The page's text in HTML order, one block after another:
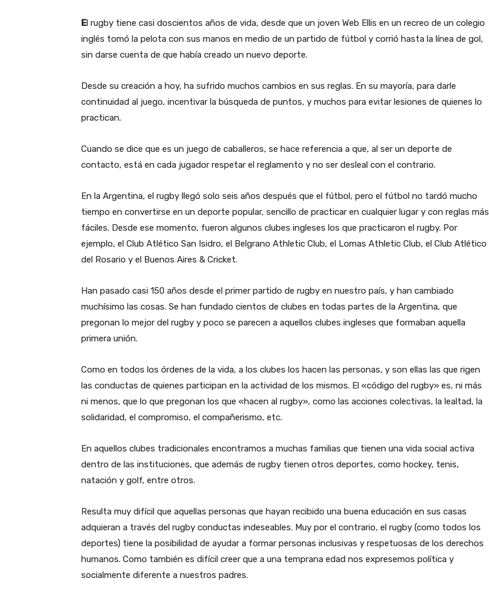
E l rugby tiene casi doscientos años de vida, desde que un joven Web Ellis en un recreo de un colegio
inglés tomó la pelota con sus manos en medio de un partido de fútbol y corrió hasta la línea de gol,
sin darse cuenta de que había creado un nuevo deporte.
Desde su creación a hoy, ha sufrido muchos cambios en sus reglas. En su mayoría, para darle
continuidad al juego, incentivar la búsqueda de puntos, y muchos para evitar lesiones de quienes lo
practican.
Cuando se dice que es un juego de caballeros, se hace referencia a que, al ser un deporte de
contacto, está en cada jugador respetar el reglamento y no ser desleal con el contrario.
En la Argentina, el rugby llegó solo seis años después que el fútbol, pero el fútbol no tardó mucho
tiempo en convertirse en un deporte popular, sencillo de practicar en cualquier lugar y con reglas más
fáciles. Desde ese momento, fueron algunos clubes ingleses los que practicaron el rugby. Por
ejemplo, el Club Atlético San Isidro, el Belgrano Athletic Club, el Lomas Athletic Club, el Club Atlético
del Rosario y el Buenos Aires & Cricket.
Han pasado casi 150 años desde el primer partido de rugby en nuestro país, y han cambiado
muchísimo las cosas. Se han fundado cientos de clubes en todas partes de la Argentina, que
pregonan lo mejor del rugby y poco se parecen a aquellos clubes ingleses que formaban aquella
primera unión.
Como en todos los órdenes de la vida, a los clubes los hacen las personas, y son ellas las que rigen
las conductas de quienes participan en la actividad de los mismos. El «código del rugby» es, ni más
ni menos, que lo que pregonan los que «hacen al rugby», como las acciones colectivas, la lealtad, la
solidaridad, el compromiso, el compañerismo, etc.
En aquellos clubes tradicionales encontramos a muchas familias que tienen una vida social activa
dentro de las instituciones, que además de rugby tienen otros deportes, como hockey, tenis,
natación y golf, entre otros.
Resulta muy difícil que aquellas personas que hayan recibido una buena educación en sus casas
adquieran a través del rugby conductas indeseables. Muy por el contrario, el rugby (como todos los
deportes) tiene la posibilidad de ayudar a formar personas inclusivas y respetuosas de los derechos
humanos. Como también es difícil creer que a una temprana edad nos expresemos política y
socialmente diferente a nuestros padres.